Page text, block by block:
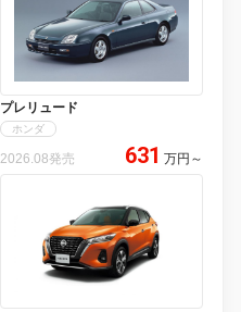
プレリュード
ホンダ
2026.08発売 631 万円 ～